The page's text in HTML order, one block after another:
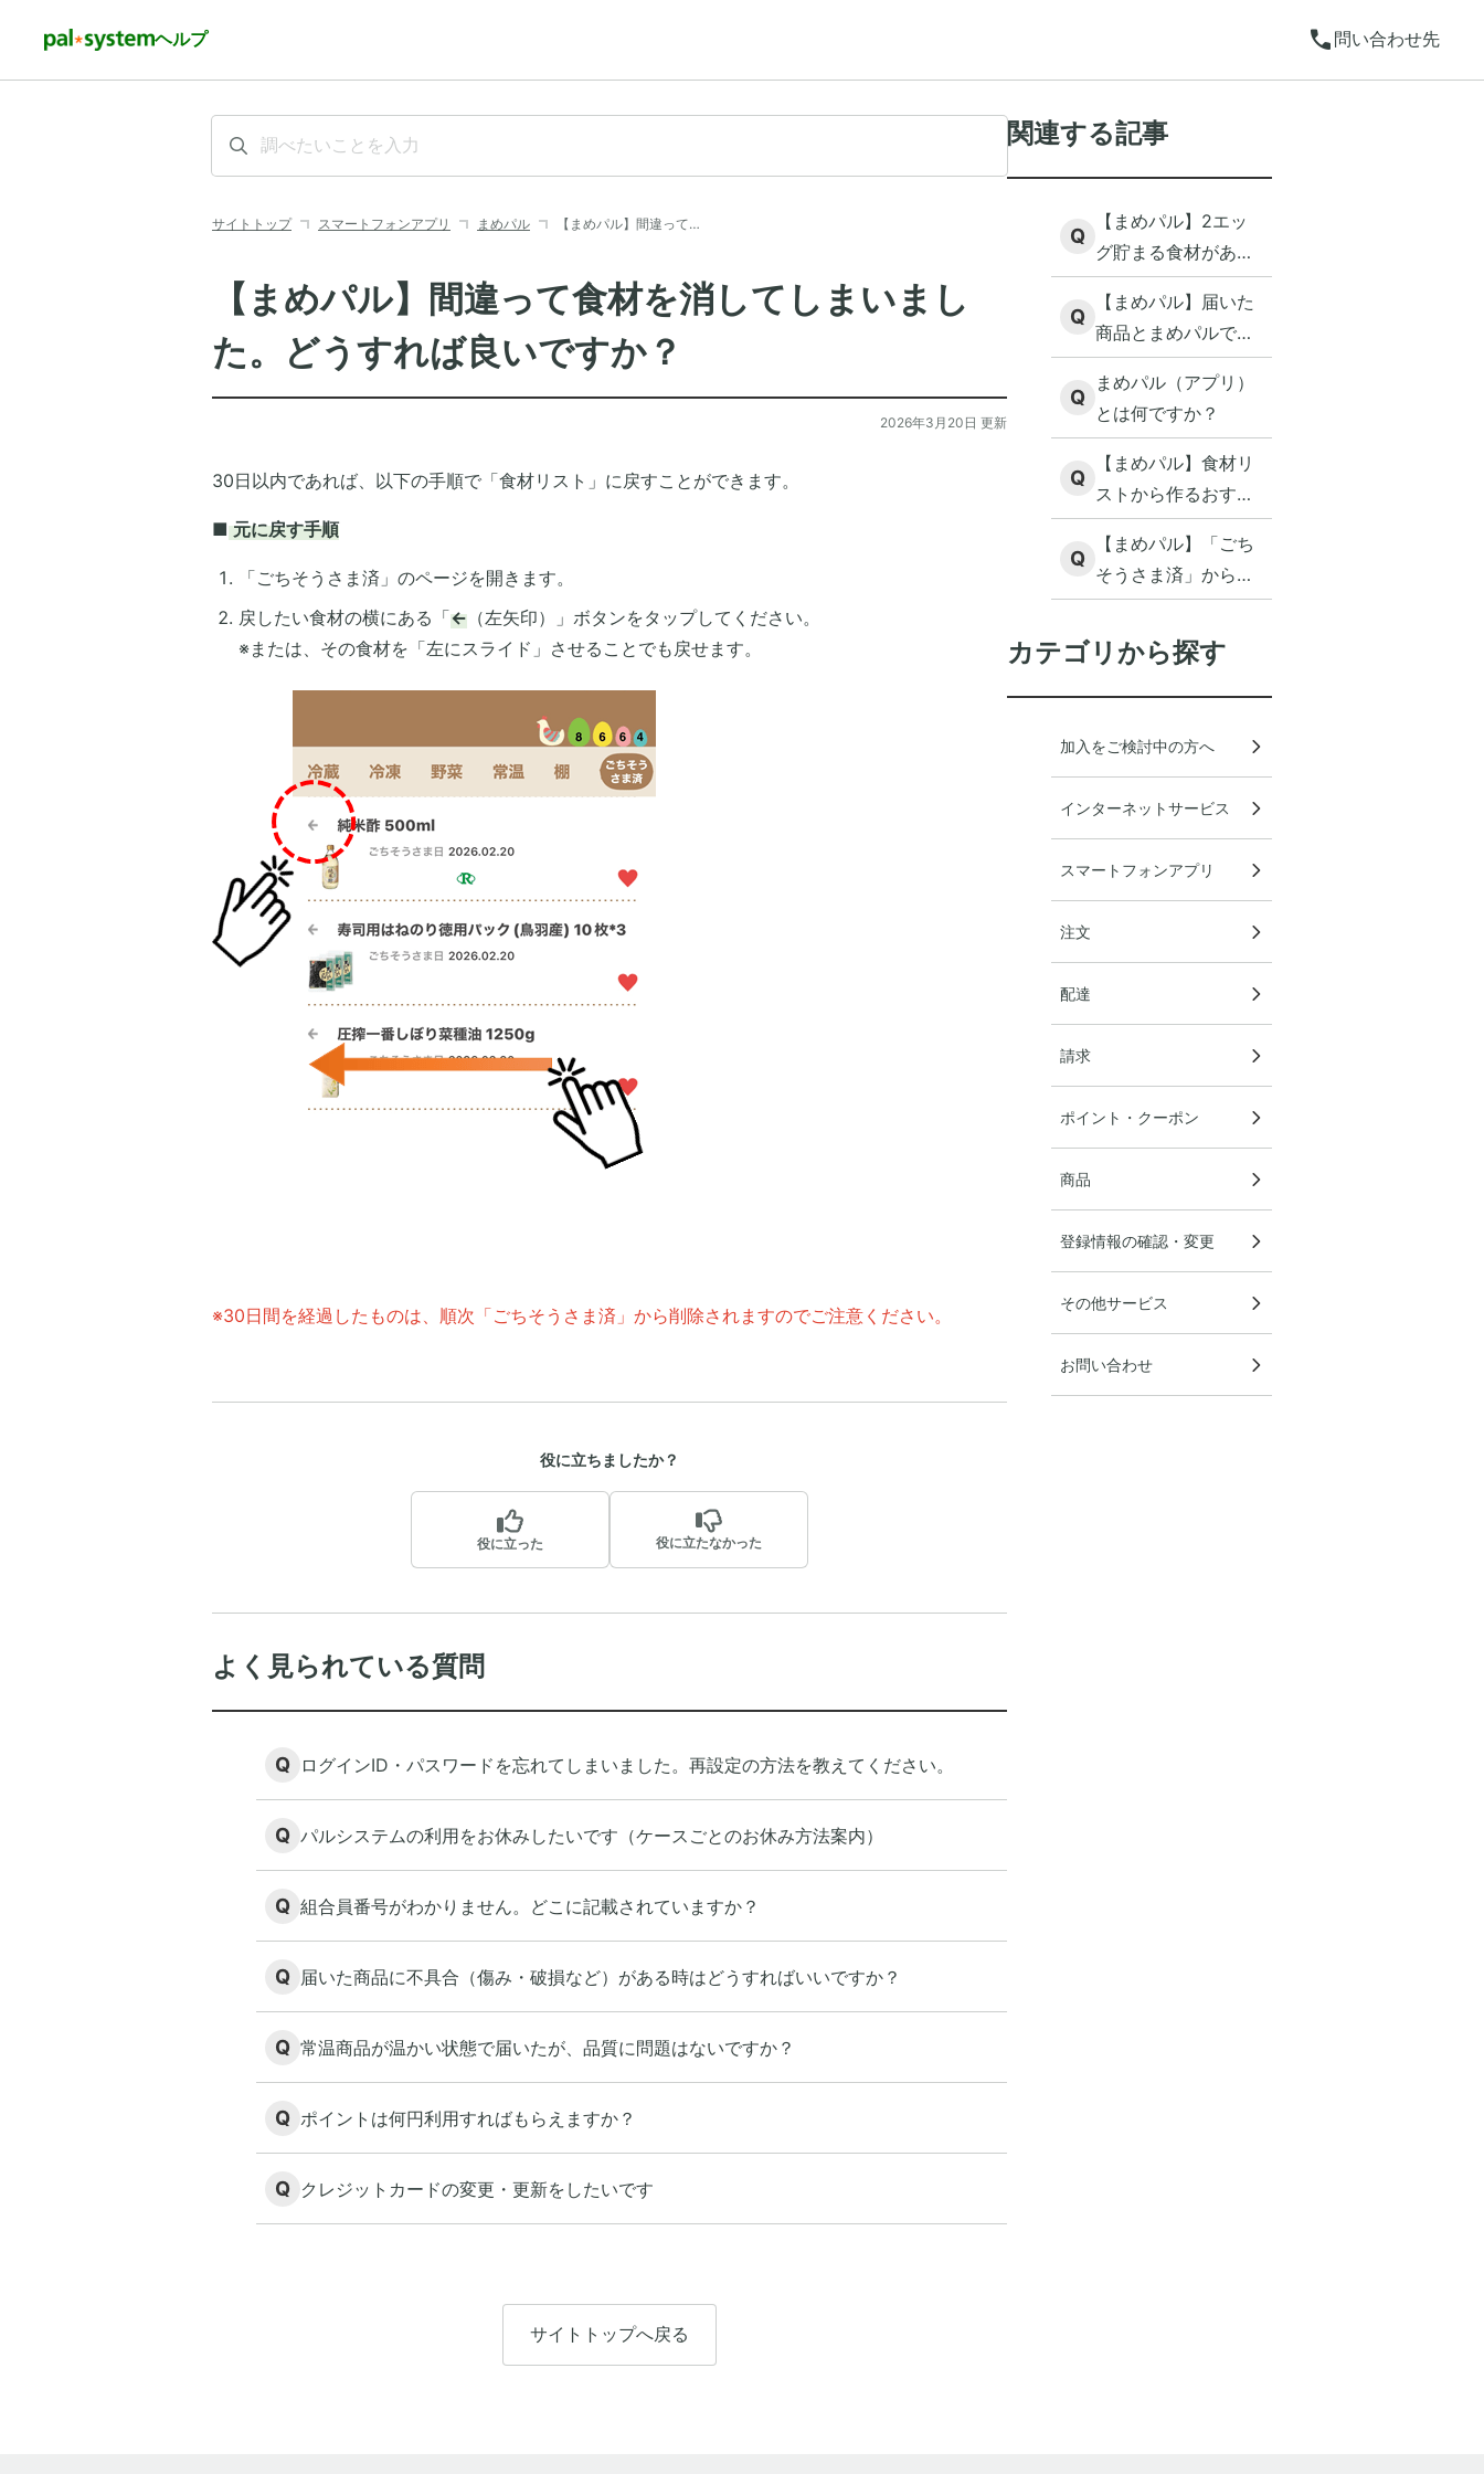
ヘルプ call 問い合わせ先
サイトトップ スマートフォンアプリ まめパル 【まめパル】間違って…
【まめパル】間違って食材を消してしまいまし
た。どうすれば良いですか？
2026年3月20日 更新
30日以内であれば、以下の手順で「食材リスト」に戻すことができます。
■元に戻す手順
「ごちそうさま済」のページを開きます。
戻したい食材の横にある「← （左矢印）」ボタンをタップしてください。
※または、その食材を「左にスライド」させることでも戻せます。
※30日間を経過したものは、順次「ごちそうさま済」から削除されますのでご注意ください。
役に立ちましたか？
役に立った 役に立たなかった
よく見られている質問
Q ログインID・パスワードを忘れてしまいました。再設定の方法を教えてください。
Q パルシステムの利用をお休みしたいです（ケースごとのお休み方法案内）
Q 組合員番号がわかりません。どこに記載されていますか？
Q 届いた商品に不具合（傷み・破損など）がある時はどうすればいいですか？
Q 常温商品が温かい状態で届いたが、品質に問題はないですか？
Q ポイントは何円利用すればもらえますか？
Q クレジットカードの変更・更新をしたいです
サイトトップへ戻る
関連する記事
Q
【まめパル】2エッ
グ貯まる食材がある
のですが、どういう
場合ですか？
Q
【まめパル】届いた
商品とまめパルで表
示されている賞味
（消費）期限が異な
ります
Q
まめパル（アプリ）
とは何ですか？
Q
【まめパル】食材リ
ストから作るおすす
めレシピとは何です
か？
Q
【まめパル】「ごち
そうさま済」からも
消えてしまった商品
のクチコミを見たい
のですが。
カテゴリから探す
加入をご検討中の方へ
インターネットサービス
スマートフォンアプリ
注文
配達
請求
ポイント・クーポン
商品
登録情報の確認・変更
その他サービス
お問い合わせ